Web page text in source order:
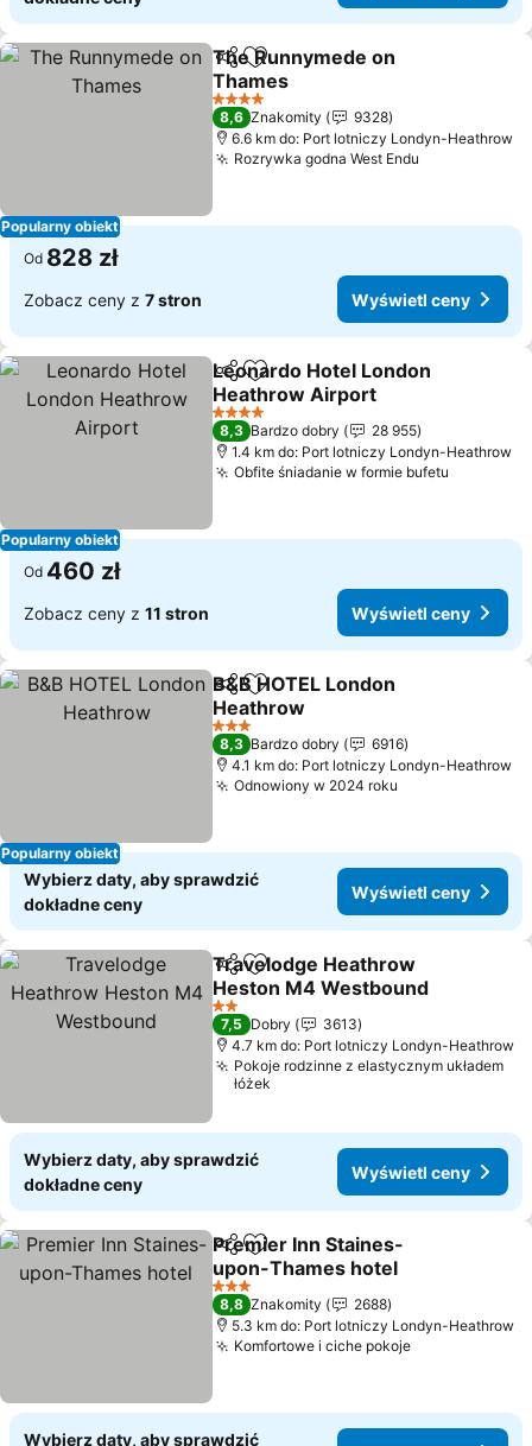
Popularny obiekt
Udostępnij
Dodaj do ulubionych
The Runnymede on
Thames
Wyświetl ceny
4 Kategoria
8,6 Znakomity
9328
6.6 km do: Port lotniczy Londyn-Heathrow
Rozrywka godna West Endu
Od 828 zł
Zobacz ceny z 7 stron Wyświetl ceny
Popularny obiekt
Udostępnij
Dodaj do ulubionych
Leonardo Hotel London
Heathrow Airport
Wyświetl ceny
4 Kategoria
8,3 Bardzo dobry
28 955
1.4 km do: Port lotniczy Londyn-Heathrow
Obfite śniadanie w formie bufetu
Od 460 zł
Zobacz ceny z 11 stron Wyświetl ceny
Popularny obiekt
Udostępnij
Dodaj do ulubionych
B&B HOTEL London
Heathrow
Wyświetl ceny
3 Kategoria
8,3 Bardzo dobry
6916
4.1 km do: Port lotniczy Londyn-Heathrow
Odnowiony w 2024 roku
Wybierz daty, aby sprawdzić
dokładne ceny
Wyświetl ceny
Udostępnij
Dodaj do ulubionych
Travelodge Heathrow
Heston M4 Westbound
Wyświetl ceny
2 Kategoria
7,5 Dobry
3613
4.7 km do: Port lotniczy Londyn-Heathrow
Pokoje rodzinne z elastycznym układem
łóżek
Wybierz daty, aby sprawdzić
dokładne ceny
Wyświetl ceny
Udostępnij
Dodaj do ulubionych
Premier Inn Staines-
upon-Thames hotel
Wyświetl ceny
3 Kategoria
8,8 Znakomity
2688
5.3 km do: Port lotniczy Londyn-Heathrow
Komfortowe i ciche pokojeWyświetl
Wybierz daty, aby sprawdzić